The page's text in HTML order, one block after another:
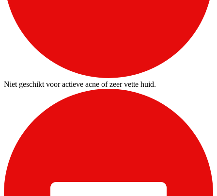
Niet geschikt voor actieve acne of zeer vette huid.